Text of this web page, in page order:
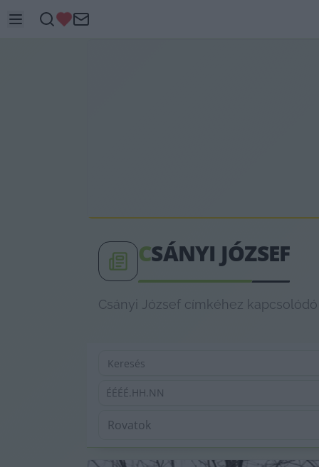
CSÁNYI JÓZSEF
Csányi József címkéhez
ÉÉÉÉ.HH.NN